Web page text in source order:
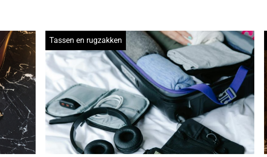
Tassen en rugzakken